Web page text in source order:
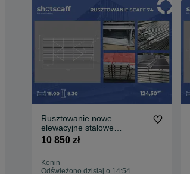
Rusztowanie nowe
elewacyjne stalowe
fasadowe Plettac 8,3 m
10 850 zł
Konin
Odświeżono dzisiaj o 14:54